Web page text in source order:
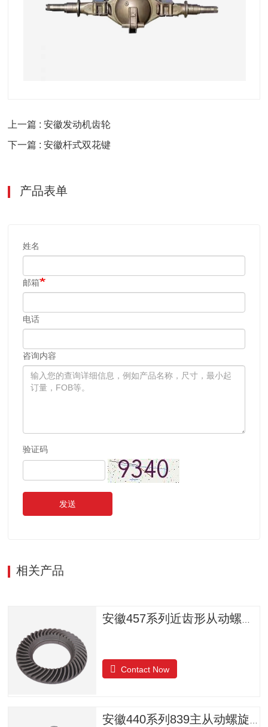
上一篇 : 安徽发动机齿轮
下一篇 : 安徽杆式双花键
产品表单
姓名
邮箱
电话
咨询内容
验证码
发送
相关产品
Contact Now